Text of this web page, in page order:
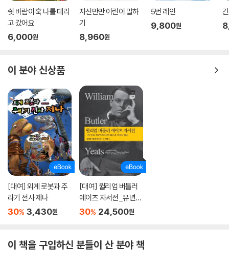
쉿 바람이 훅 나를 데리
고 갔어요
6,000원
자신만만 어린이 말하
기
8,960원
5번 레인
9,800원
이 분야 신상품
[대여] 외계 로봇과 주
라기 전사 제나
30% 3,430원
[대여] 윌리엄 버틀러
예이츠 자서전_유년기
와 청소년기에 대한 회
30% 24,500원
이 책을 구입하신 분들이 산 분야 책